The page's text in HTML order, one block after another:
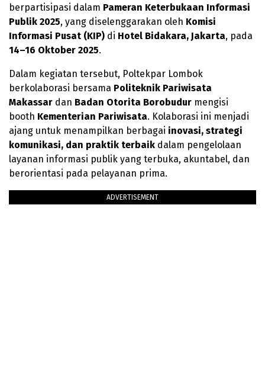
berpartisipasi dalam Pameran Keterbukaan Informasi
Publik 2025, yang diselenggarakan oleh Komisi
Informasi Pusat (KIP) di Hotel Bidakara, Jakarta, pada
14–16 Oktober 2025.
Dalam kegiatan tersebut, Poltekpar Lombok
berkolaborasi bersama Politeknik Pariwisata
Makassar dan Badan Otorita Borobudur mengisi
booth Kementerian Pariwisata. Kolaborasi ini menjadi
ajang untuk menampilkan berbagai inovasi, strategi
komunikasi, dan praktik terbaik dalam pengelolaan
layanan informasi publik yang terbuka, akuntabel, dan
berorientasi pada pelayanan prima.
ADVERTISEMENT